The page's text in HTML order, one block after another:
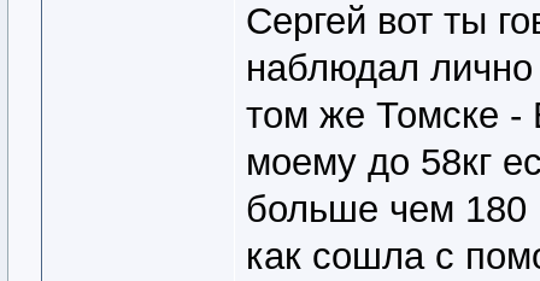
Сергей вот ты
наблюдал лично
том же Томске -
моему до 58кг
больше чем 180
как сошла с